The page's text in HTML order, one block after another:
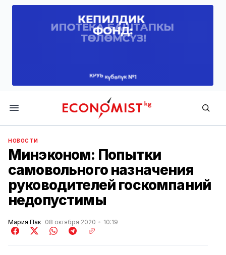
Economist.kg
НОВОСТИ
Минэконом: Попытки
самовольного назначения
руководителей госкомпаний
недопустимы
Мария Пак 08 октября 2020 10:19